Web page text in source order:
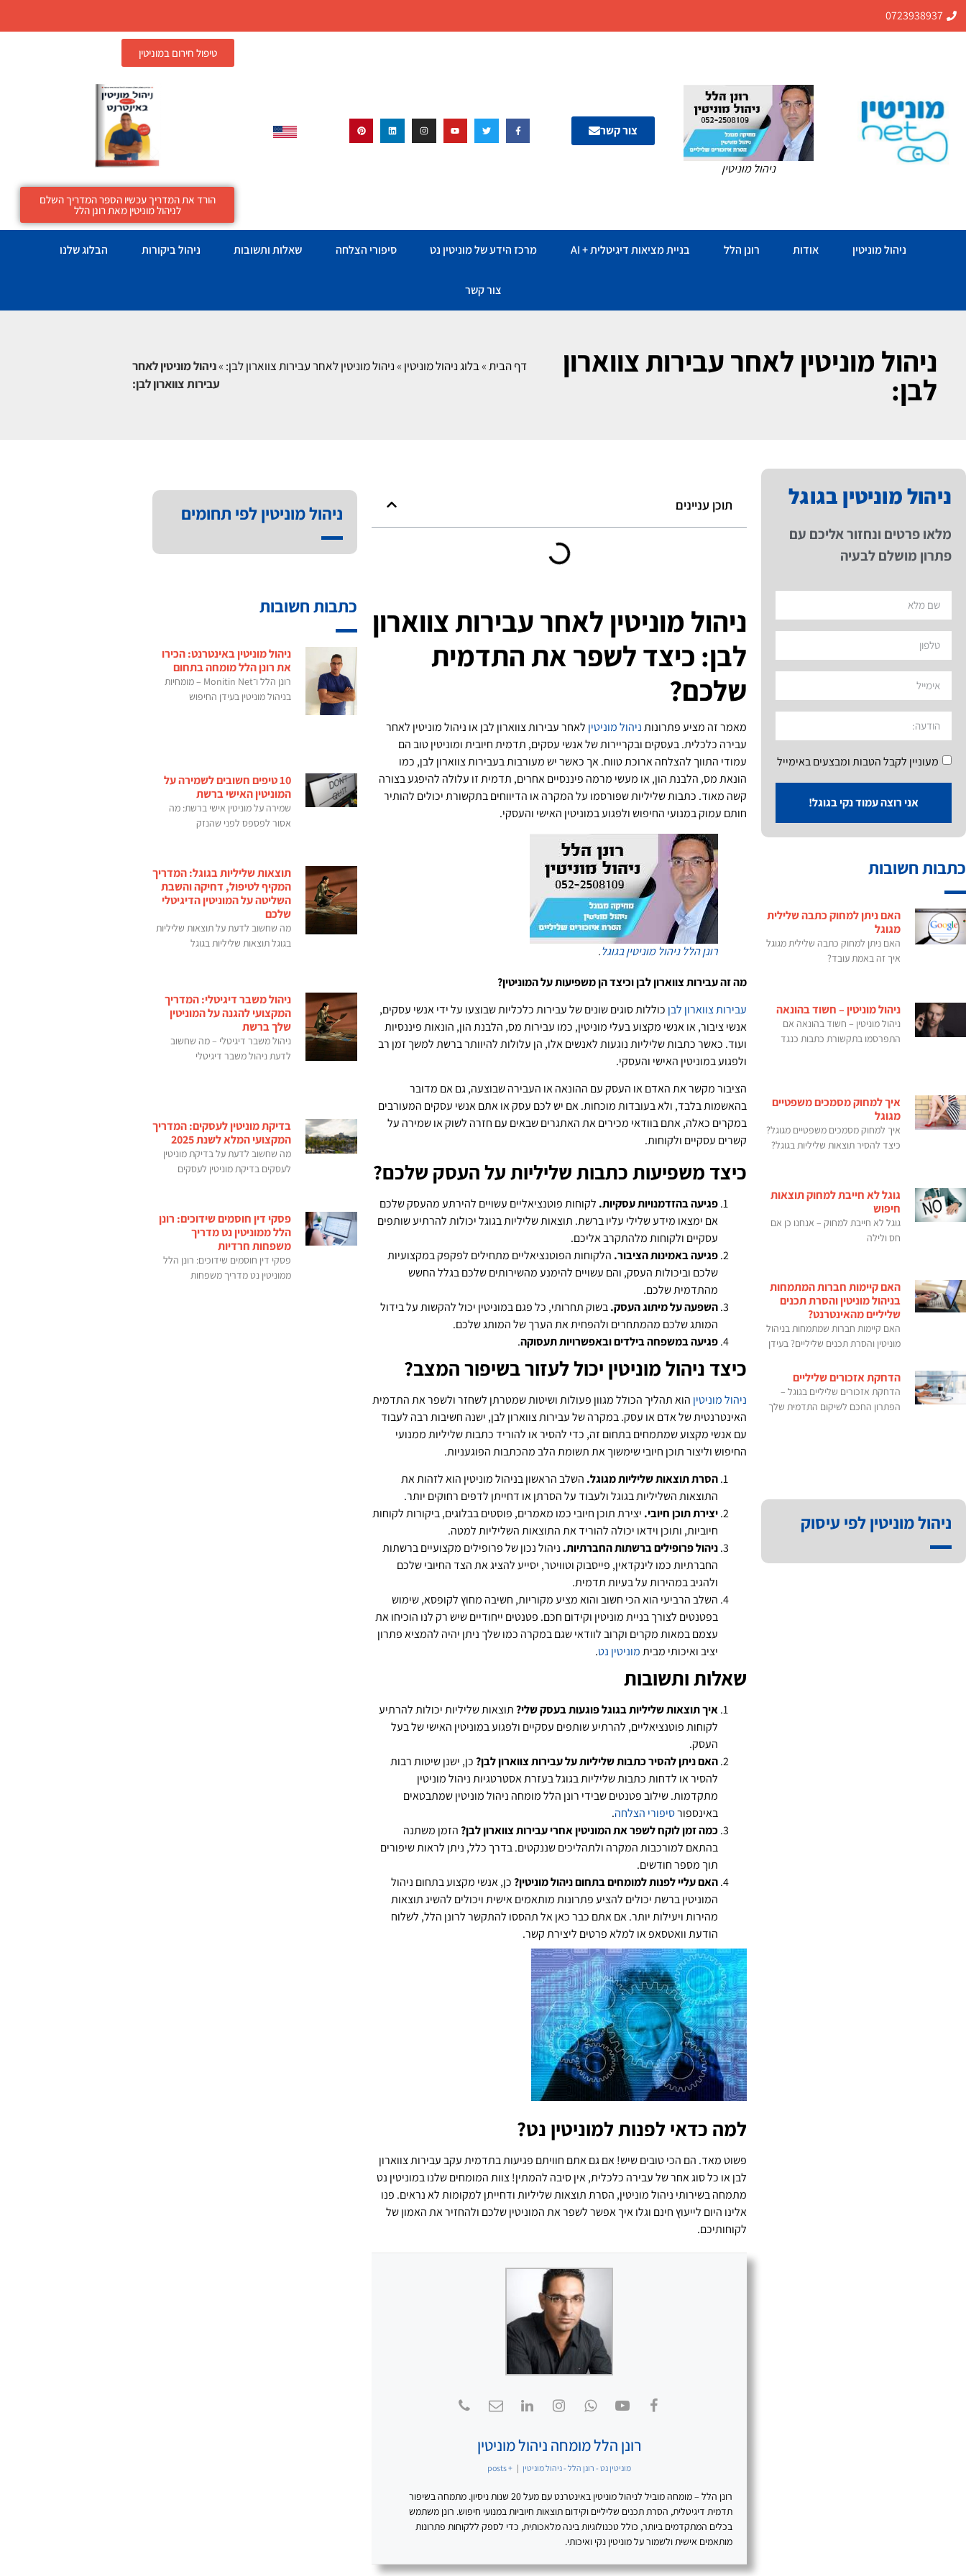
0723938937
ניהול מוניטין
צור קשר
טיפול חירום במוניטין
הורד את המדריך עכשיו הספר המדריך השלם
לניהול מוניטין מאת רונן הלל
ניהול מוניטין אודות רונן הלל בניית מציאות דיגיטלית + AI מרכז הידע של מוניטין נט סיפורי הצלחה שאלות ותשובות ניהול ביקורות הבלוג שלנו
צור קשר
ניהול מוניטין לאחר עבירות צווארון
לבן:
דף הבית»בלוג ניהול מוניטין »ניהול מוניטין לאחר עבירות צווארון לבן: »ניהול מוניטין לאחר
עבירות צווארון לבן:
ניהול מוניטין בגוגל
מלאו פרטים ונחזור אליכם עם
פתרון מושלם לבעיה
מעוניין לקבל הטבות ומבצעים באימייל
אני רוצה עמוד נקי בגוגל!
כתבות חשובות
האם ניתן למחוק כתבה שלילית
מגוגל
האם ניתן למחוק כתבה שלילית מגוגל
איך זה באמת עובד?
ניהול מוניטין – חשוד בהונאה
ניהול מוניטין – חשוד בהונאה אם
התפרסמו בתקשורת כתבות כנגד
איך למחוק מסמכים משפטיים
מגוגל
איך למחוק מסמכים משפטיים מגוגל?
כיצד להסיר תוצאות שליליות בגוגל?
גוגל לא חייבת למחוק תוצאות
חיפוש
גוגל לא חייבת למחוק – אנחנו כן אם
חס ולילה
האם קיימות חברות המתמחות
בניהול מוניטין והסרת תכנים
שליליים מהאינטרנט?
האם קיימות חברות שמתמחות בניהול
מוניטין והסרת תכנים שליליים? בעידן
הדחקת אזכורים שליליים
הדחקת אזכורים שליליים בגוגל –
הפתרון החכם לשיקום התדמית שלך
ניהול מוניטין לפי עיסוק
תוכן עניינים
ניהול מוניטין לאחר עבירות צווארון
לבן: כיצד לשפר את התדמית
שלכם?
מאמר זה מציע פתרונותניהול מוניטין לאחר עבירות צווארון לבן או ניהול מוניטין לאחר
עבירה כלכלית. בעסקים ובקריירות של אנשי עסקים, תדמית חיובית ומוניטין טוב הם
עמודי התווך להצלחה ארוכת טווח. אך כאשר יש מעורבות בעבירות צווארון לבן, כמו
הונאת מס, הלבנת הון, או מעשי מרמה פיננסיים אחרים, תדמית זו עלולה להיפגע בצורה
קשה מאוד. כתבות שליליות שפורסמו על המקרה או הדיווחים בתקשורת יכולים להותיר
חותם עמוק במנועי החיפוש ולפגוע במוניטין האישי והעסקי.
רונן הלל ניהול מוניטין בגוגל.
מה זה עבירות צווארון לבן וכיצד הן משפיעות על המוניטין?
עבירות צווארון לבן כוללות סוגים שונים של עבירות כלכליות שבוצעו על ידי אנשי עסקים,
אנשי ציבור, או אנשי מקצוע בעלי מוניטין, כמו עבירות מס, הלבנת הון, הונאות פיננסיות
ועוד. כאשר כתבות שליליות נוגעות לאנשים אלו, הן עלולות להיוותר ברשת למשך זמן רב
ולפגוע במוניטין האישי והעסקי.
הציבור מקשר את האדם או העסק עם ההונאה או העבירה שבוצעה, גם אם מדובר
בהאשמות בלבד, ולא בעובדות מוכחות. אם יש לכם עסק או אתם אנשי עסקים המעורבים
במקרים כאלה, אתם בוודאי מכירים את האתגרים שבאים עם חזרה לשוק או שמירה על
קשרים עסקיים ולקוחות.
כיצד משפיעות כתבות שליליות על העסק שלכם?
פגיעה בהזדמנויות עסקיות. לקוחות פוטנציאליים עשויים להירתע מהעסק שלכם
אם ימצאו מידע שלילי עליו ברשת. תוצאות שליליות בגוגל יכולות להרתיע שותפים
עסקיים ולקוחות מלהתקרב אליכם.
פגיעה באמינות הציבור. הלקוחות הפוטנציאליים מתחילים לפקפק במקצועיות
שלכם וביכולות העסק, והם עשויים להימנע מהשירותים שלכם בגלל החשש
מהתדמית שלכם.
השפעה על מיתוג העסק.בשוק תחרותי, כל פגם במוניטין יכול להקשות על בידול
המותג שלכם מהמתחרים ולהפחית את הערך של המותג שלכם.
פגיעה במשפחה בילדים ובאפשרויות תעסוקה.
כיצד ניהול מוניטין יכול לעזור בשיפור המצב?
ניהול מוניטין הוא תהליך הכולל מגוון פעולות ושיטות שמטרתן לשחזר ולשפר את התדמית
האינטרנטית של אדם או עסק. במקרה של עבירות צווארון לבן, ישנה חשיבות רבה לעבוד
עם אנשי מקצוע שמתמחים בתחום זה, כדי להסיר או להוריד כתבות שליליות ממנועי
החיפוש וליצור תוכן חיובי שימשוך את תשומת הלב מהכתבות הפוגעניות.
הסרת תוצאות שליליות מגוגל. השלב הראשון בניהול מוניטין הוא לזהות את
התוצאות השליליות בגוגל ולעבוד על הסרתן או דחייתן לדפים רחוקים יותר.
יצירת תוכן חיובי. יצירת תוכן חיובי כמו מאמרים, פוסטים בבלוגים, ביקורות לקוחות
חיוביות, ותוכן וידאו יכולה להוריד את התוצאות השליליות למטה.
ניהול פרופילים ברשתות החברתיות. ניהול נכון של פרופילים מקצועיים ברשתות
החברתיות כמו לינקדאין, פייסבוק וטוויטר, יסייע להציג את הצד החיובי שלכם
ולהגיב במהירות על בעיות תדמית.
השלב הרביעי הוא הכי חשוב והוא מציע מקוריות, חשיבה מחוץ לקופסא, שימוש
בפטנטים לצורך בניית מוניטין וקידום חכם. פטנטים ייחודיים שיש רק לנו הוכיחו את
עצמם במאות מקרים וקרוב לוודאי שגם במקרה כמו שלך ניתן יהיה להמציא פתרון
יציב ואיכותי מביתמוניטין נט.
שאלות ותשובות
איך תוצאות שליליות בגוגל פוגעות בעסק שלי?תוצאות שליליות יכולות להרתיע
לקוחות פוטנציאליים, להרתיע שותפים עסקיים ולפגוע במוניטין האישי של בעל
העסק.
האם ניתן להסיר כתבות שליליות על עבירות צווארון לבן?כן, ישנן שיטות רבות
להסיר או לדחות כתבות שליליות בגוגל בעזרת אסטרטגיות ניהול מוניטין
מתקדמות. שילוב פטנטים שבידי רונן הלל מומחה ניהול מוניטין שמתבטאים
באינספורסיפורי הצלחה.
כמה זמן לוקח לשפר את המוניטין אחרי עבירות צווארון לבן?הזמן משתנה
בהתאם למורכבות המקרה ולתהליכים שננקטים. בדרך כלל, ניתן לראות שיפורים
תוך מספר חודשים.
האם עליי לפנות למומחים בתחום ניהול מוניטין?כן, אנשי מקצוע בתחום ניהול
המוניטין ברשת יכולים להציע פתרונות מותאמים אישית ויכולים להשיג תוצאות
מהירות ויעילות יותר. אם אתם כבר כאן אל תהססו להתקשר לרונן הלל, לשלוח
הודעת וואטסאפ או למלא פרטים ליצירת קשר.
למה כדאי לפנות למוניטין נט?
פשוט מאד. הם הכי טובים שיש! אם גם אתם חוויתם פגיעות בתדמית עקב עבירות צווארון
לבן או כל סוג אחר של עבירה כלכלית, אין סיבה להמתין! צוות המומחים שלנו במוניטין נט
מתמחה בשירותי ניהול מוניטין, הסרת תוצאות שליליות ודחייתן למקומות לא נראים. פנו
אלינו היום לייעוץ חינם וגלו איך אפשר לשפר את המוניטין שלכם ולהחזיר את האמון של
לקוחותיכם.
רונן הלל מומחה ניהול מוניטין
מוניטין נט - רונן הלל - ניהול מוניטין |
+ posts
רונן הלל – מומחה מוביל לניהול מוניטין באינטרנט עם מעל 20 שנות ניסיון. מתמחה בשיפור
תדמית דיגיטלית, הסרת תכנים שליליים וקידום תוצאות חיוביות במנועי חיפוש. רונן משתמש
בכלים המתקדמים ביותר, כולל טכנולוגיות בינה מלאכותית, כדי לספק ללקוחות פתרונות
מותאמים אישית ולשמור על מוניטין נקי ואיכותי.
ניהול מוניטין לפי תחומים
כתבות חשובות
ניהול מוניטין באינטרנט: הכירו
את רונן הלל מומחה בתחום
רונן הלל ו־Monitin Net – מומחיות
בניהול מוניטין בעידן החיפוש
10 טיפים חשובים לשמירה על
המוניטין האישי ברשת
שמירה על מוניטין אישי ברשת: מה
אסור לפספס לפני שהנזק
תוצאות שליליות בגוגל: המדריך
המקיף לטיפול, דחיקה והשבת
השליטה על המוניטין הדיגיטלי
שלכם
מה שחשוב לדעת על תוצאות שליליות
בגוגל תוצאות שליליות בגוגל
ניהול משבר דיגיטלי: המדריך
המקצועי להגנה על המוניטין
שלך ברשת
ניהול משבר דיגיטלי – מה שחשוב
לדעת ניהול משבר דיגיטלי
בדיקת מוניטין לעסקים: המדריך
המקצועי המלא לשנת 2025
מה שחשוב לדעת על בדיקת מוניטין
לעסקים בדיקת מוניטין לעסקים
פסקי דין חוסמים שידוכים: רונן
הלל ממוניטין נט מדריך
משפחות חרדיות
פסקי דין חוסמים שידוכים: רונן הלל
ממוניטין נט מדריך משפחות